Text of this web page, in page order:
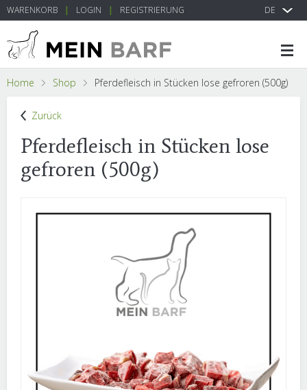
DE
WARENKORB LOGIN REGISTRIERUNG
Home Shop Pferdefleisch in Stücken lose gefroren (500g)
Zurück
Pferdefleisch in Stücken lose
gefroren (500g)